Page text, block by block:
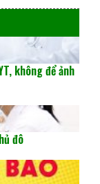
không để ảnh
đô